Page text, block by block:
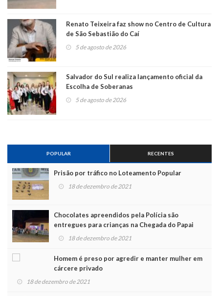
Renato Teixeira faz show no Centro de Cultura
de São Sebastião do Caí
5 de agosto de 2026
Salvador do Sul realiza lançamento oficial da
Escolha de Soberanas
5 de agosto de 2026
POPULAR RECENTES
Prisão por tráfico no Loteamento Popular
18 de dezembro de 2021
Chocolates apreendidos pela Polícia são
entregues para crianças na Chegada do Papai
Noel 18 de dezembro de 2021
Homem é preso por agredir e manter mulher em
cárcere privado
18 de dezembro de 2021